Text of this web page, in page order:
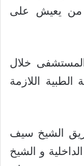
من يعيش على
خلال
الطبية اللازمة
الشيخ سيف
و الشيخ